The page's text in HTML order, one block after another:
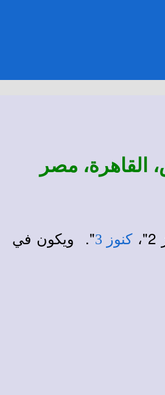
كنوز 3
". ويكون في